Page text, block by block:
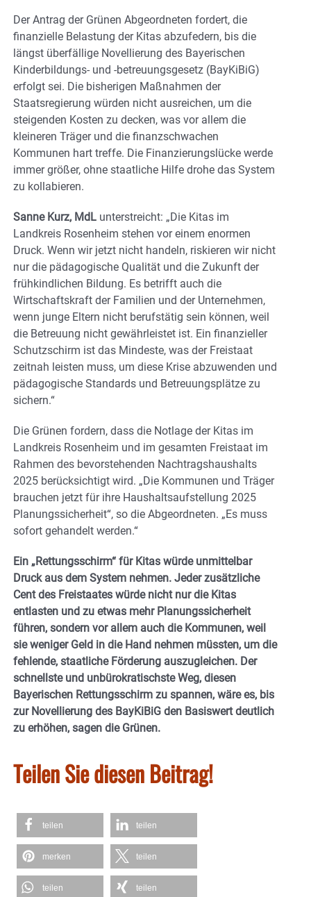
Der Antrag der Grünen Abgeordneten fordert, die
finanzielle Belastung der Kitas abzufedern, bis die
längst überfällige Novellierung des Bayerischen
Kinderbildungs- und -betreuungsgesetz (BayKiBiG)
erfolgt sei. Die bisherigen Maßnahmen der
Staatsregierung würden nicht ausreichen, um die
steigenden Kosten zu decken, was vor allem die
kleineren Träger und die finanzschwachen
Kommunen hart treffe. Die Finanzierungslücke werde
immer größer, ohne staatliche Hilfe drohe das System
zu kollabieren.
Sanne Kurz, MdL unterstreicht: „Die Kitas im
Landkreis Rosenheim stehen vor einem enormen
Druck. Wenn wir jetzt nicht handeln, riskieren wir nicht
nur die pädagogische Qualität und die Zukunft der
frühkindlichen Bildung. Es betrifft auch die
Wirtschaftskraft der Familien und der Unternehmen,
wenn junge Eltern nicht berufstätig sein können, weil
die Betreuung nicht gewährleistet ist. Ein finanzieller
Schutzschirm ist das Mindeste, was der Freistaat
zeitnah leisten muss, um diese Krise abzuwenden und
pädagogische Standards und Betreuungsplätze zu
sichern.“
Die Grünen fordern, dass die Notlage der Kitas im
Landkreis Rosenheim und im gesamten Freistaat im
Rahmen des bevorstehenden Nachtragshaushalts
2025 berücksichtigt wird. „Die Kommunen und Träger
brauchen jetzt für ihre Haushaltsaufstellung 2025
Planungssicherheit“, so die Abgeordneten. „Es muss
sofort gehandelt werden.“
Ein „Rettungsschirm“ für Kitas würde unmittelbar
Druck aus dem System nehmen. Jeder zusätzliche
Cent des Freistaates würde nicht nur die Kitas
entlasten und zu etwas mehr Planungssicherheit
führen, sondern vor allem auch die Kommunen, weil
sie weniger Geld in die Hand nehmen müssten, um die
fehlende, staatliche Förderung auszugleichen. Der
schnellste und unbürokratischste Weg, diesen
Bayerischen Rettungsschirm zu spannen, wäre es, bis
zur Novellierung des BayKiBiG den Basiswert deutlich
zu erhöhen, sagen die Grünen.
Teilen Sie diesen Beitrag!
teilen teilen
merken teilen
teilen teilen